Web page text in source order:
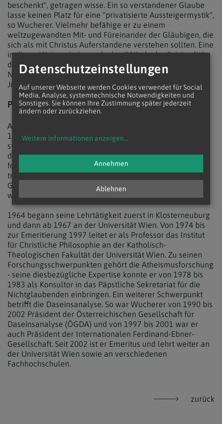
beschenkt", getragen wisse. Ein so verstandener Glaube
lasse keinen Platz für eine "privatisierte Aussteigermystik",
so Wucherer. Vielmehr befähige er zu einem
weltzugewandten Mit- und Füreinander der Gläubigen, die
sich als mit Christus Auferstandene verstehen sollten. Eine
in dieser Weise wiederentdeckte "Würde der Spiritualität
der Laien" sei unabdingbar für die immer wieder aufs
Neue nötige Erneuerung der Kirche, resümierte der
Jubilar.
PRIESTER UND PHILOSOPH
Augustinus Karl Wucherer-Huldenfeld wurde am 1. Juli
1929 im steirischen Gleinstätten geboren. Ab 1947
studierte er Philosophie, Psychologie und Ethnologie an
der Universität Wien, wo er 1957 promovierte. Darauf
folgte bis 1961 in InnsbrucK das Theologiestudium. 1956
trat Wucher-Huldenfeld in das Prämonstratenserstift
Geras ein, nahm den Ordensnamen Augustinus an und
wurde 1961 zum Priester geweiht.
1964 begann seine Lehrtätigkeit zuerst in Klosterneuburg
und dann ab 1967 an der Universität Wien. Von 1974 bis
zur Emeritierung 1997 leitet er als Professor das Institut
für Christliche Philosophie an der Katholisch-
Theologischen Fakultät der Universität Wien. Zu seinen
Forschungsschwerpunkten gehört die Atheismusforschung
- seine diesbezügliche Expertise konnte er von 1978 bis
1983 als Konsultor in das Päpstliche Sekretariat für die
Nichtglaubenden einbringen. Ein weiterer Schwerpunkt
betrifft die Daseinsanalyse. So war Wucherer von 1990 bis
2002 Präsident der Österreichischen Gesellschaft für
Daseinsanalyse (ÖGDA) und von 1997 bis 2001 war er
auch Präsident der Internationalen Ferdinand-Ebner-
Gesellschaft. Seit 2002 ist er Emeritus und lehrt weiter an
der Universität Wien sowie an verschiedenen
Fachhochschulen.
zurück
Datenschutzeinstellungen
Auf unserer Webseite werden Cookies verwendet für Social
Media, Analyse, systemtechnische Notwendigkeiten und
Sonstiges. Sie können Ihre Zustimmung später jederzeit
ändern oder zurückziehen.
Weitere Informationen anzeigen...
Ablehnen
Annehmen